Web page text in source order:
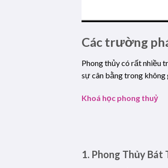
Các trường
Phong thủy có rất nhiều
sự cân bằng trong
Khoá học phong thuỷ
1. Phong Thủy Bát